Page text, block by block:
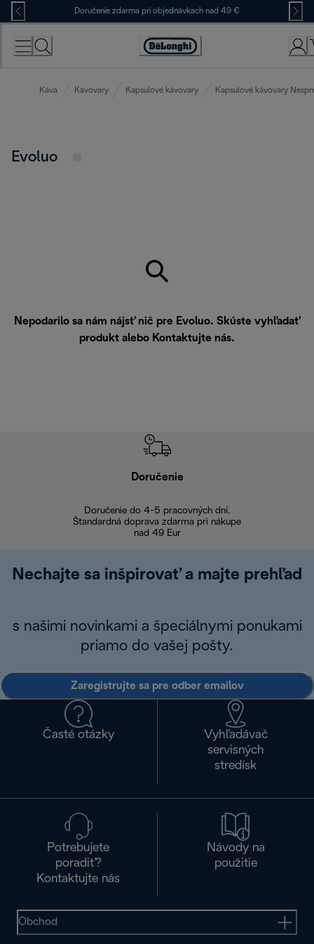
Skip
to
Content
Doručenie zdarma pri objednávkach nad 49 €
Accessibility
Káva Kávovary Kapsulové kávovary Kapsulové kávovary
Evoluo
Nepodarilo sa nám nájsť nič pre Evoluo. Skúste vyhľadať
produkt alebo Kontaktujte nás.
Doručenie
Doručenie do 4-5 pracovných dní.
Štandardná doprava zdarma pri nákupe
nad 49 Eur
Nechajte sa inšpirovať a majte prehľad
s našimi novinkami a špeciálnymi ponukami
priamo do vašej pošty.
Zaregistrujte sa pre odber emailov
Časté otázky
Vyhľadávač
servisných
stredísk
Potrebujete
poradiť?
Kontaktujte nás
Návody na
použitie
Obchod